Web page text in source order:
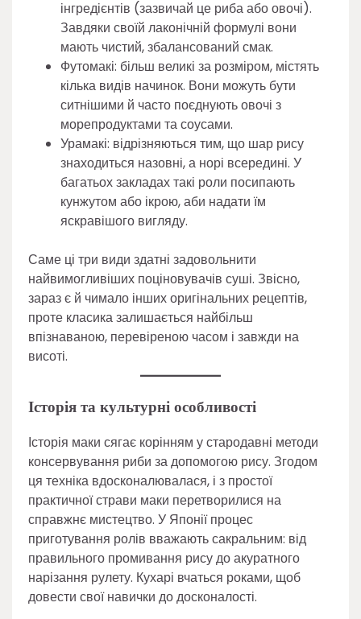
інгредієнтів (зазвичай це риба або овочі).
Завдяки своїй лаконічній формулі вони
мають чистий, збалансований смак.
Футомакі: більш великі за розміром, містять
кілька видів начинок. Вони можуть бути
ситнішими й часто поєднують овочі з
морепродуктами та соусами.
Урамакі: відрізняються тим, що шар рису
знаходиться назовні, а норі всередині. У
багатьох закладах такі роли посипають
кунжутом або ікрою, аби надати їм
яскравішого вигляду.
Саме ці три види здатні задовольнити
найвимогливіших поціновувачів суші. Звісно,
зараз є й чимало інших оригінальних рецептів,
проте класика залишається найбільш
впізнаваною, перевіреною часом і завжди на
висоті.
Історія та культурні особливості
Історія маки сягає корінням у стародавні методи
консервування риби за допомогою рису. Згодом
ця техніка вдосконалювалася, і з простої
практичної страви маки перетворилися на
справжнє мистецтво. У Японії процес
приготування ролів вважають сакральним: від
правильного промивання рису до акуратного
нарізання рулету. Кухарі вчаться роками, щоб
довести свої навички до досконалості.